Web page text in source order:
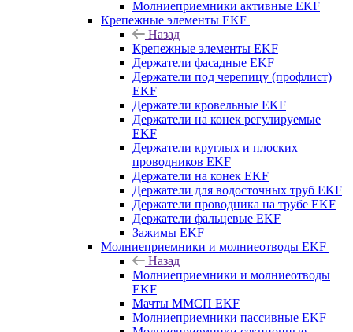
Молниеприемники активные EKF
Крепежные элементы EKF
Назад
Крепежные элементы EKF
Держатели фасадные EKF
Держатели под черепицу (профлист)
EKF
Держатели кровельные EKF
Держатели на конек регулируемые
EKF
Держатели круглых и плоских
проводников EKF
Держатели на конек EKF
Держатели для водосточных труб EKF
Держатели проводника на трубе EKF
Держатели фальцевые EKF
Зажимы EKF
Молниеприемники и молниеотводы EKF
Назад
Молниеприемники и молниеотводы
EKF
Мачты ММСП EKF
Молниеприемники пассивные EKF